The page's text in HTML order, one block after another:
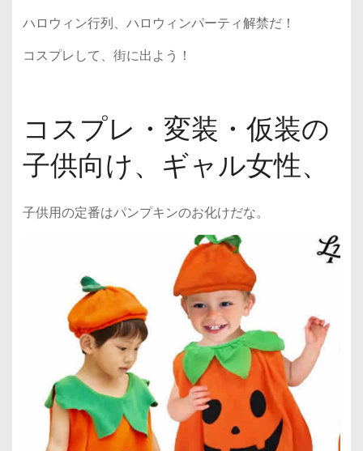
ハロウィン行列、ハロウィンパーティ解禁だ！
コスプレして、街に出よう！
コスプレ・変装・仮装の
子供向け、ギャル女性、
子供用の定番はパンプキンのお化けだな。